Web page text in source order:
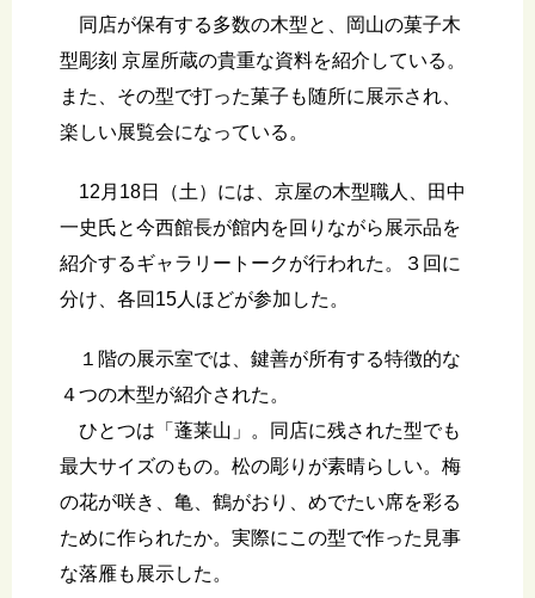
同店が保有する多数の木型と、岡山の菓子木
型彫刻 京屋所蔵の貴重な資料を紹介している。
また、その型で打った菓子も随所に展示され、
楽しい展覧会になっている。
12月18日（土）には、京屋の木型職人、田中
一史氏と今西館長が館内を回りながら展示品を
紹介するギャラリートークが行われた。３回に
分け、各回15人ほどが参加した。
１階の展示室では、鍵善が所有する特徴的な
４つの木型が紹介された。
ひとつは「蓬莱山」。同店に残された型でも
最大サイズのもの。松の彫りが素晴らしい。梅
の花が咲き、亀、鶴がおり、めでたい席を彩る
ために作られたか。実際にこの型で作った見事
な落雁も展示した。